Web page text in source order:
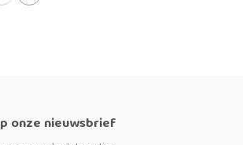
onze nieuwsbrief